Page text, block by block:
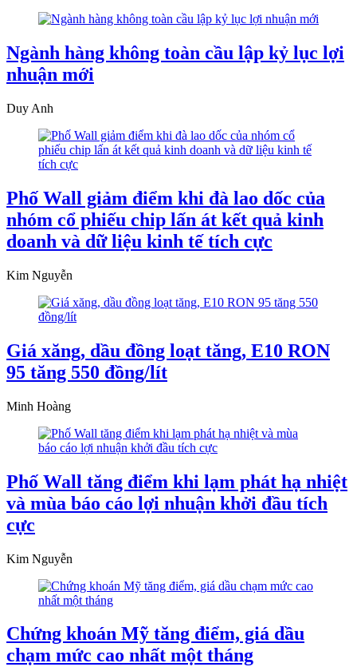
Ngành hàng không toàn cầu lập kỷ lục lợi
nhuận mới
Duy Anh
Phố Wall giảm điểm khi đà lao dốc của
nhóm cổ phiếu chip lấn át kết quả kinh
doanh và dữ liệu kinh tế tích cực
Kim Nguyễn
Giá xăng, dầu đồng loạt tăng, E10 RON
95 tăng 550 đồng/lít
Minh Hoàng
Phố Wall tăng điểm khi lạm phát hạ nhiệt
và mùa báo cáo lợi nhuận khởi đầu tích
cực
Kim Nguyễn
Chứng khoán Mỹ tăng điểm, giá dầu
chạm mức cao nhất một tháng